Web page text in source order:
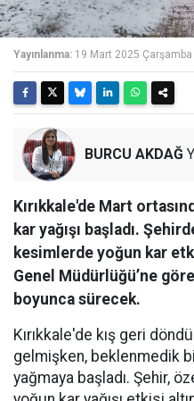
Yayınlanma: 19 Mart 2025
BURCU AKDAĞ
Kırıkkale'de Mart
kar yağışı başladı.
kesimlerde yoğun kar
Genel Müdürlüğü’ne
boyunca sürecek.
Kırıkkale'de kış geri
gelmişken, beklenmedik
yağmaya başladı. Şehir,